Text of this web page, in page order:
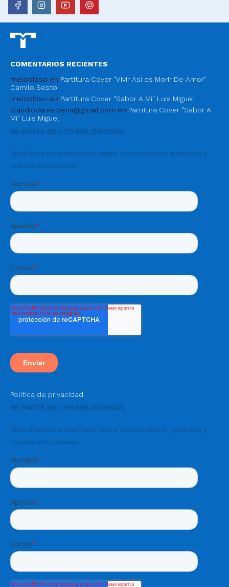
COMENTARIOS RECIENTES
melodioso en Partitura Cover "Vivir Así es Morir De Amor"
Camilo Sesto
melodioso en Partitura Cover "Sabor A Mi" Luis Miguel
claudiodanielpena@gmail.com en Partitura Cover "Sabor A
Mi" Luis Miguel
Política de privacidad